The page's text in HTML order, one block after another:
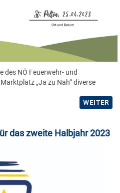
des NÖ Feuerwehr- und
„Ja zu Nah“ diverse
WEITER
das zweite Halbjahr 2023